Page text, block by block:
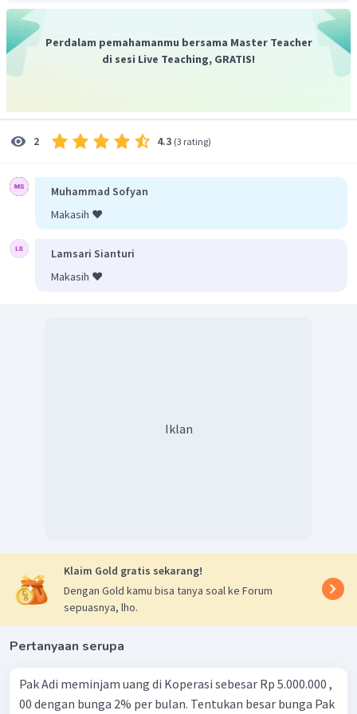
Perdalam pemahamanmu bersama Master Teacher
di sesi Live Teaching, GRATIS!
2 4.3 (3 rating)
Muhammad Sofyan
Makasih ❤️
Lamsari Sianturi
Makasih ❤️
Iklan
Klaim Gold gratis sekarang!
Dengan Gold kamu bisa tanya soal ke Forum
sepuasnya, lho.
Pertanyaan serupa
Pak Adi meminjam uang di Koperasi sebesar Rp 5.000.000 ,
00 dengan bunga 2% per bulan. Tentukan besar bunga Pak